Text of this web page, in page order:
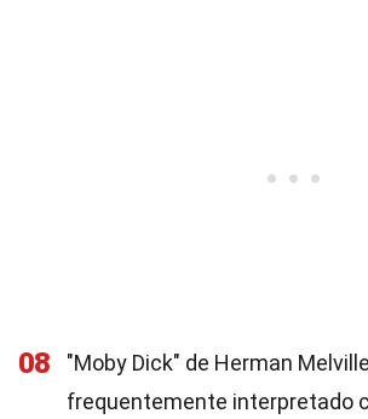
08
"Moby Dick" de Herman
frequentemente interpretado